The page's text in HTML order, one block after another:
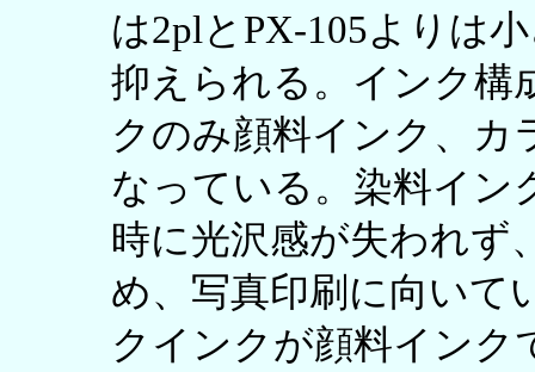
は2plとPX-105よりは
抑えられる。インク構
クのみ顔料インク、カ
なっている。染料イン
時に光沢感が失われず
め、写真印刷に向いて
クインクが顔料インク